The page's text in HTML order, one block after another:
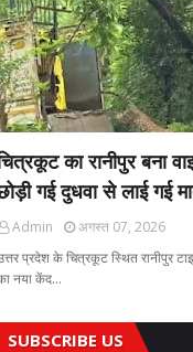
का रानीपुर बना
गई दुधवा से लाई गई
Admin
अगस्त 07, 2026
प्रदेश के चित्रकूट स्थित रानीपुर
नया केंद…
SUBSCRIBE US